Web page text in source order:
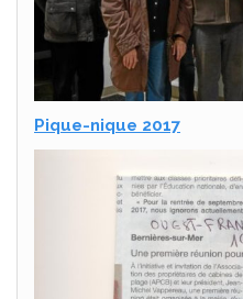
Pique-nique 2017